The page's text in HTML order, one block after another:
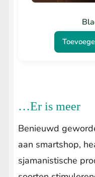
Er is meer…
Benieuwd
aan smartshop,
sjamanistische